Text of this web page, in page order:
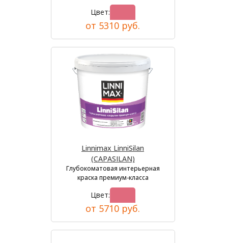
Цвет:
от 5310 руб.
Linnimax LinniSilan
(CAPASILAN)
Глубокоматовая интерьерная
краска премиум-класса
Цвет:
от 5710 руб.